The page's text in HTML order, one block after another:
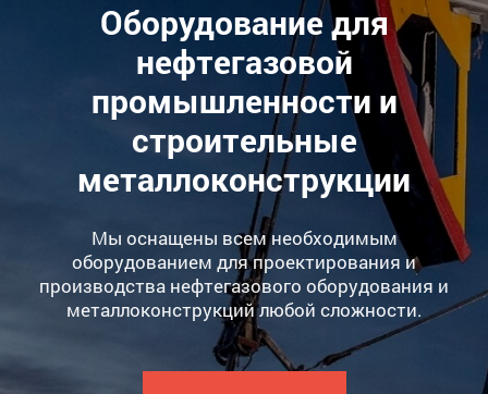
Оборудование для
нефтегазовой
промышленности и
строительные
металлоконструкции
Мы оснащены всем необходимым
оборудованием для проектирования и
производства нефтегазового оборудования и
металлоконструкций любой сложности.